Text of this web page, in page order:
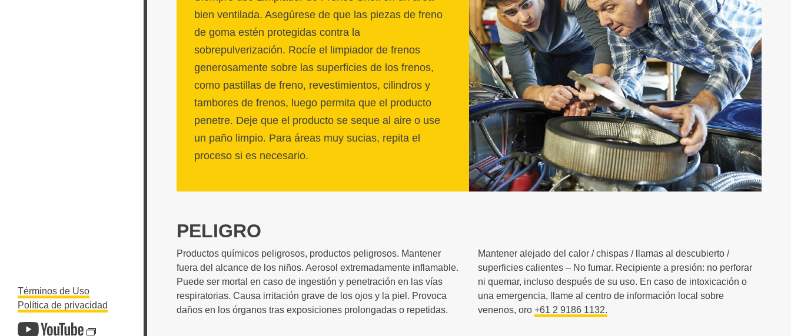
Términos de Uso
Política de privacidad
bien ventilada. Asegúrese de que las piezas de freno
de goma estén protegidas contra la
sobrepulverización. Rocíe el limpiador de frenos
generosamente sobre las superficies de los frenos,
como pastillas de freno, revestimientos, cilindros y
tambores de frenos, luego permita que el producto
penetre. Deje que el producto se seque al aire o use
un paño limpio. Para áreas muy sucias, repita el
proceso si es necesario.
PELIGRO
Productos químicos peligrosos, productos peligrosos. Mantener
fuera del alcance de los niños. Aerosol extremadamente inflamable.
Puede ser mortal en caso de ingestión y penetración en las vías
respiratorias. Causa irritación grave de los ojos y la piel. Provoca
daños en los órganos tras exposiciones prolongadas o repetidas.
Mantener alejado del calor / chispas / llamas al descubierto /
superficies calientes – No fumar. Recipiente a presión: no perforar
ni quemar, incluso después de su uso. En caso de intoxicación o
una emergencia, llame al centro de información local sobre
venenos, oro +61 2 9186 1132.